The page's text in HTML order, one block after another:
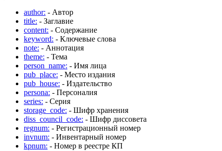
author: - Автор
title: - Заглавие
content: - Содержание
keyword: - Ключевые слова
note: - Аннотация
theme: - Тема
person_name: - Имя лица
pub_place: - Место издания
pub_house: - Издательство
persona: - Персоналия
series: - Серия
storage_code: - Шифр хранения
diss_council_code: - Шифр диссовета
regnum: - Регистрационный номер
invnum: - Инвентарный номер
kpnum: - Номер в реестре КП